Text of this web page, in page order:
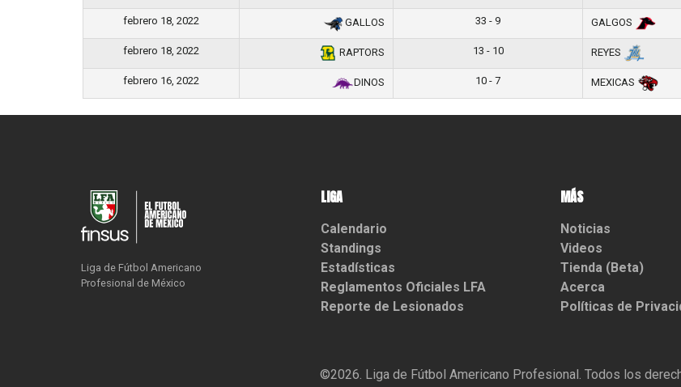
febrero 18, 2022 GALLOS 33 - 9 GALGOS
febrero 18, 2022 RAPTORS 13 - 10 REYES
febrero 16, 2022 DINOS 10 - 7 MEXICAS
Liga de Fútbol Americano
Profesional de México
LIGA
Calendario
Standings
Estadísticas
Reglamentos Oficiales LFA
Reporte de Lesionados
MÁS
Noticias
Videos
Tienda (Beta)
Acerca
Políticas de
©2026. Liga de Fútbol Americano Profesional. Todos los